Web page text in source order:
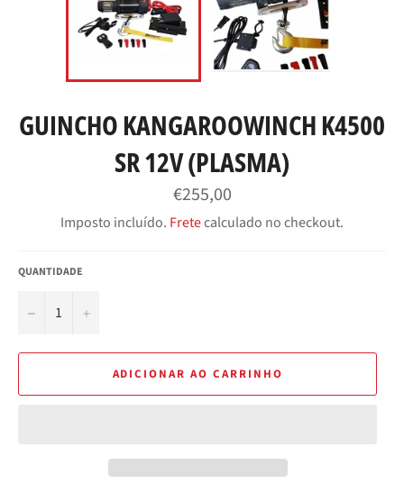
GUINCHO KANGAROOWINCH K4500
SR 12V (PLASMA)
Preço
normal
€255,00
Imposto incluído. Fretecalculado no checkout.
QUANTIDADE
− +
ADICIONAR AO CARRINHO